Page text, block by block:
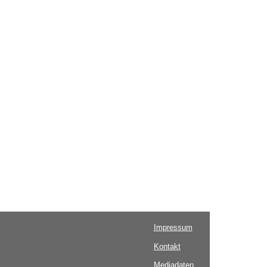
Impressum
Kontakt
Mediadaten